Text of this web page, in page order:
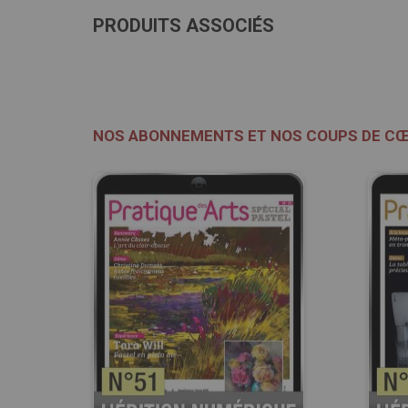
PRODUITS ASSOCIÉS
NOS ABONNEMENTS ET NOS COUPS DE